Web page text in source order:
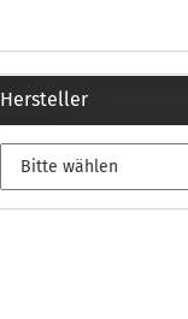
Hersteller